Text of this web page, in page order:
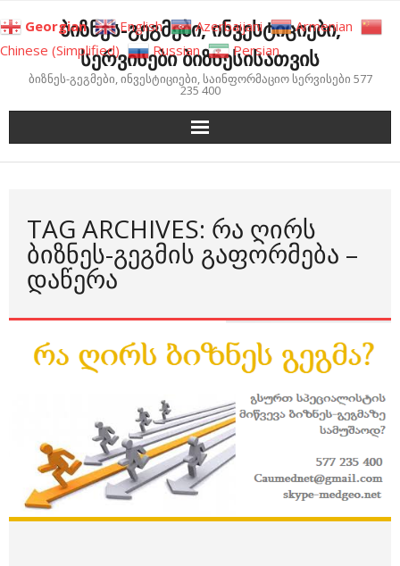
to
content
ბიზნეს-გეგმები, ინვესტიციები,
სერვისები ბიზნესისათვის
ბიზნეს-გეგმები, ინვესტიციები, საინფორმაციო სერვისები 577
235 400
TAG ARCHIVES: ᲠᲐ ᲦᲘᲠᲡ
ᲑᲘᲖᲜᲔᲡ-ᲒᲔᲒᲛᲘᲡ ᲒᲐᲤᲝᲠᲛᲔᲑᲐ –
ᲓᲐᲬᲔᲠᲐ
Georgian English Azerbaijani
Armenian
Chinese (Simplified)
Russian Persian